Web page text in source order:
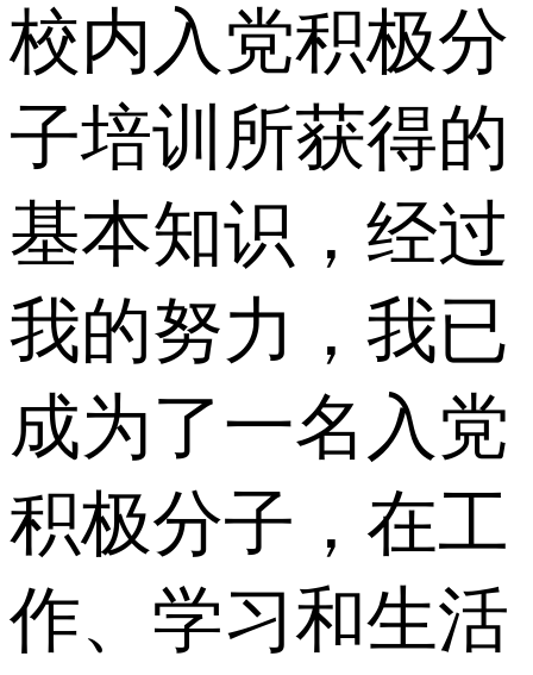
校内入党积极分
子培训所获得的
基本知识，经过
我的努力，我已
成为了一名入党
积极分子，在工
作、学习和生活